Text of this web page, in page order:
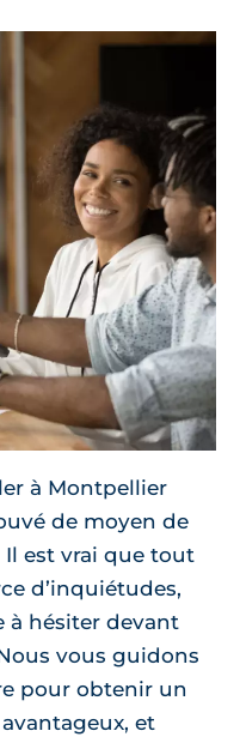
à Montpellier
de moyen de
est vrai que tout
d’inquiétudes,
à hésiter devant
vous guidons
pour obtenir un
et